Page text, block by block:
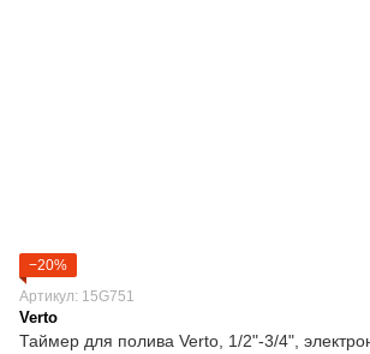
−20%
Артикул: 15G751
Verto
Таймер для полива Verto, 1/2"-3/4",